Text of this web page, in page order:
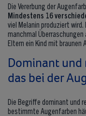
Die Vererbung der
Mindestens 16
viel Melanin produziert
manchmal
Eltern ein Kind mit braunen
Dominant und
das bei der
Die Begriffe dominant und
bestimmte Augenfarben